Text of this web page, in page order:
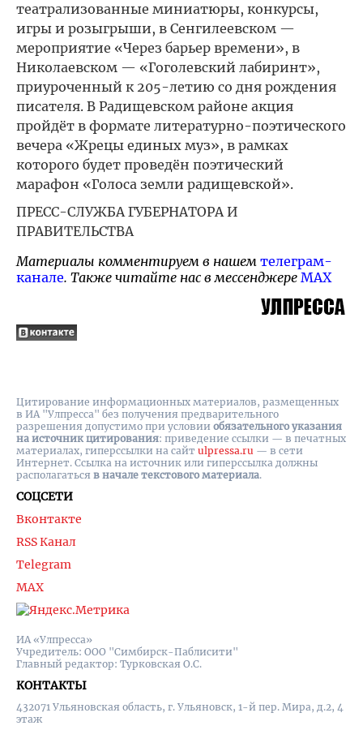
театрализованные миниатюры, конкурсы,
игры и розыгрыши, в Сенгилеевском —
мероприятие «Через барьер времени», в
Николаевском — «Гоголевский лабиринт»,
приуроченный к 205-летию со дня рождения
писателя. В Радищевском районе акция
пройдёт в формате литературно-поэтического
вечера «Жрецы единых муз», в рамках
которого будет проведён поэтический
марафон «Голоса земли радищевской».
ПРЕСС-СЛУЖБА ГУБЕРНАТОРА И
ПРАВИТЕЛЬСТВА
Материалы комментируем в нашем телеграм-
канале. Также читайте нас в мессенджере MAX
ИА «Улпресса»
Учредитель: ООО "Симбирск-Паблисити"
Главный редактор: Турковская О.С.
КОНТАКТЫ
432071 Ульяновская область, г. Ульяновск, 1-й пер. Мира, д.2, 4
этаж
СОЦСЕТИ
Вконтакте
RSS Канал
Telegram
MAX
Цитирование информационных материалов, размещенных
в ИА "Улпресса" без получения предварительного
разрешения допустимо при условии обязательного указания
на источник цитирования: приведение ссылки — в печатных
материалах, гиперссылки на cайт ulpressa.ru — в сети
Интернет. Ссылка на источник или гиперссылка должны
располагаться в начале текстового материала.